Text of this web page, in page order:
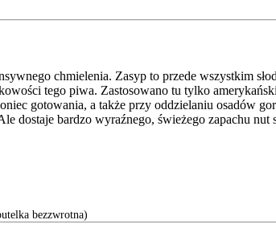
chmielenia. Zasyp to przede wszystkim
tego piwa. Zastosowano tu tylko
gotowania, a także przy oddzielaniu osadów
dostaje bardzo wyraźnego, świeżego zapachu
bezzwrotna)